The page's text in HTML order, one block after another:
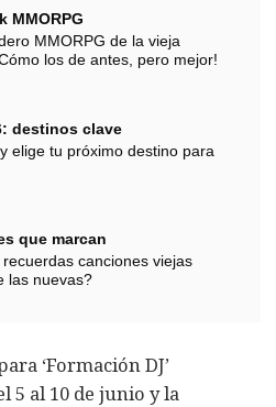
MMORPG
MMORPG de la vieja
los de antes, pero mejor!
destinos clave
elige tu próximo destino para
que marcan
canciones viejas
las nuevas?
‘Formación DJ’
5 al 10 de junio y la